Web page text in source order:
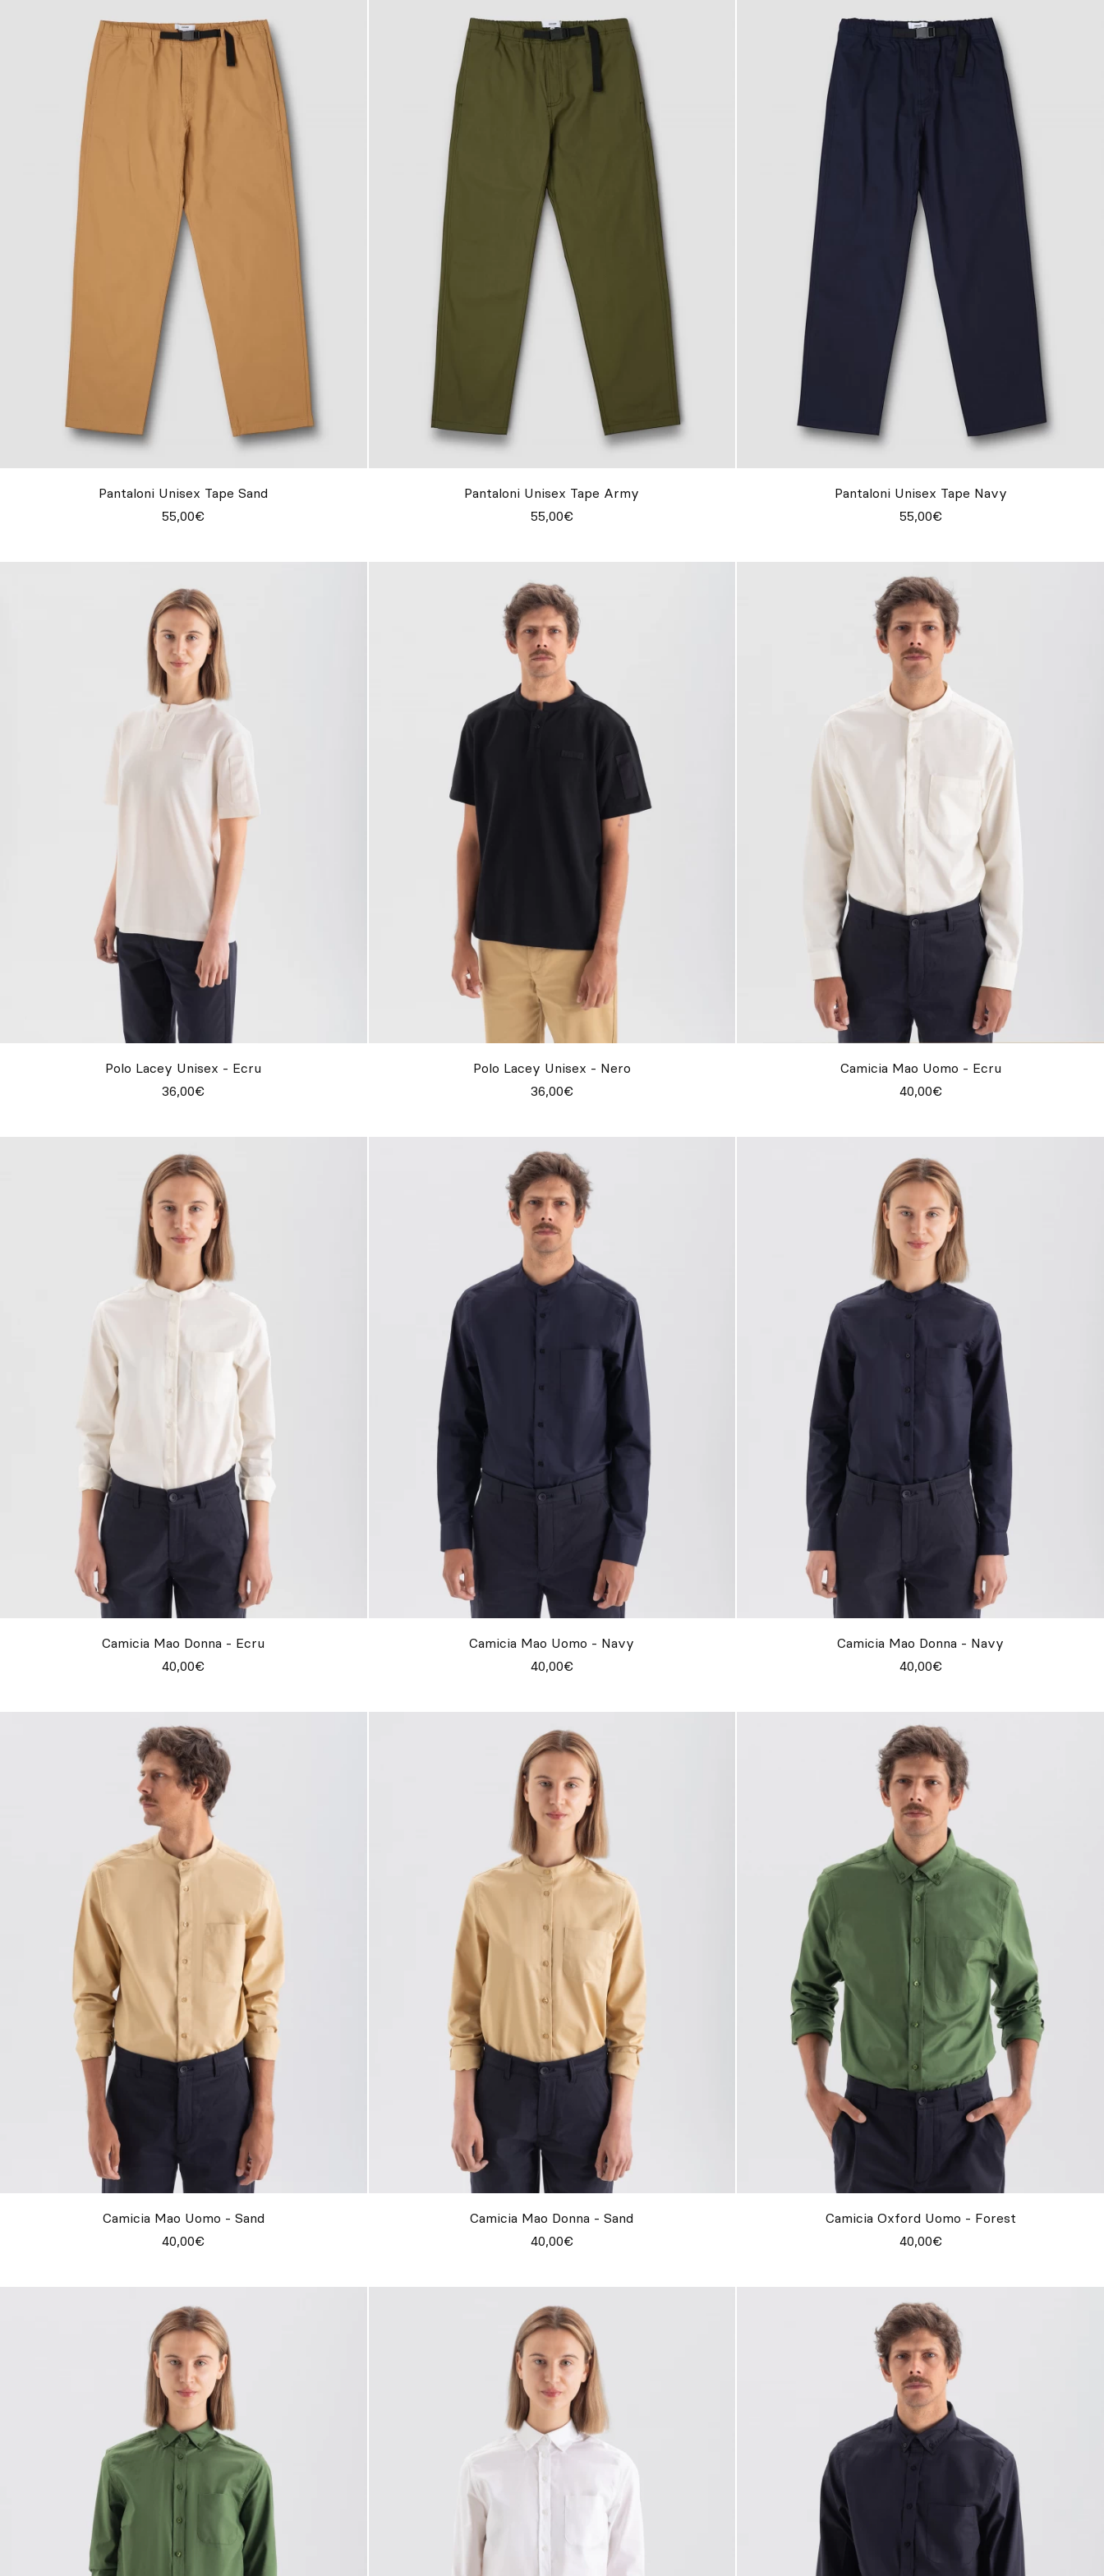
Pantaloni Unisex Tape Sand
55,00€
Pantaloni Unisex Tape Army
55,00€
Pantaloni Unisex Tape Navy
55,00€
Polo Lacey Unisex - Ecru
36,00€
Polo Lacey Unisex - Nero
36,00€
Camicia Mao Uomo - Ecru
40,00€
Camicia Mao Donna - Ecru
40,00€
Camicia Mao Uomo - Navy
40,00€
Camicia Mao Donna - Navy
40,00€
Camicia Mao Uomo - Sand
40,00€
Camicia Mao Donna - Sand
40,00€
Camicia Oxford Uomo - Forest
40,00€